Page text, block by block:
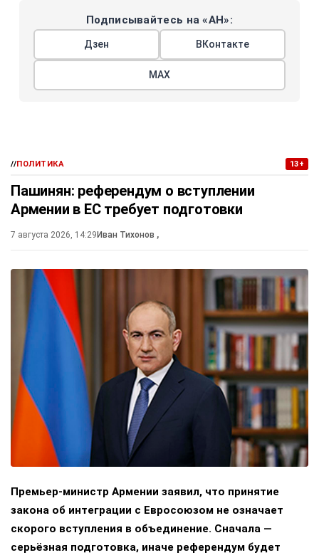
Подписывайтесь на «АН»:
Дзен ВКонтакте
МАХ
//ПОЛИТИКА 13+
Пашинян: референдум о вступлении
Армении в ЕС требует подготовки
7 августа 2026, 14:29Иван Тихонов ,
Премьер-министр Армении заявил, что принятие
закона об интеграции с Евросоюзом не означает
скорого вступления в объединение. Сначала —
серьёзная подготовка, иначе референдум будет